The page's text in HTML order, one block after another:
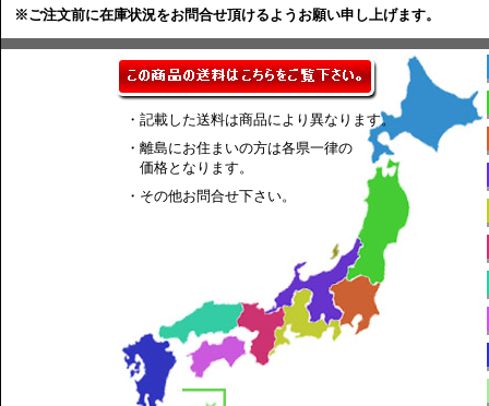
※ご注文前に在庫状況をお問合せ頂けるようお願い申し上げます。
・記載した送料は商品により異なります。
・離島にお住まいの方は各県一律の
価格となります。
・その他お問合せ下さい。